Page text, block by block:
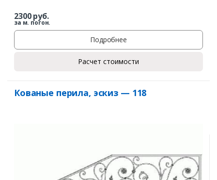
2300руб.
за м. погон.
Подробнее
Расчет стоимости
Кованые перила, эскиз — 118